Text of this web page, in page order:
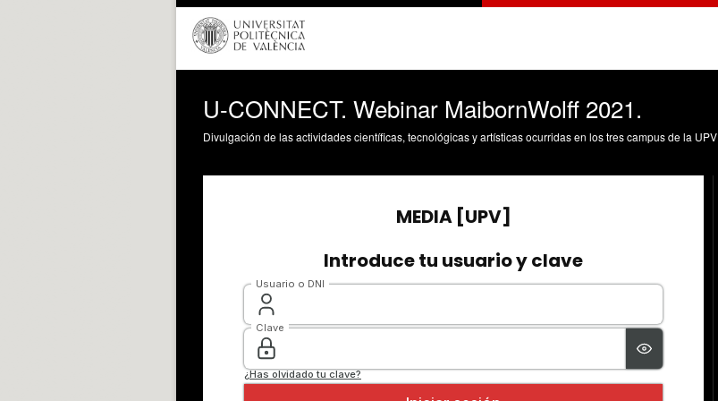
U-CONNECT. Webinar MaibornWolff 2021.
Divulgación de las actividades científicas, tecnológicas y artísticas ocurridas en los tres campus de la UPV